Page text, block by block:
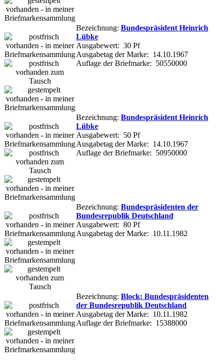
Bezeichnung: Bundespräsident Heinrich
Lübke
Ausgabewert: 30 Pf
Ausgabetag der Marke: 14.10.1967
Auflage der Briefmarke: 50550000
Bezeichnung: Bundespräsident Heinrich
Lübke
Ausgabewert: 50 Pf
Ausgabetag der Marke: 14.10.1967
Auflage der Briefmarke: 50950000
Bezeichnung: Bundespräsidenten der
Bundesrepublik Deutschland
Ausgabewert: 80 Pf
Ausgabetag der Marke: 10.11.1982
Bezeichnung: Block: Bundespräsidenten
der Bundesrepublik Deutschland
Ausgabetag der Marke: 10.11.1982
Auflage der Briefmarke: 15388000